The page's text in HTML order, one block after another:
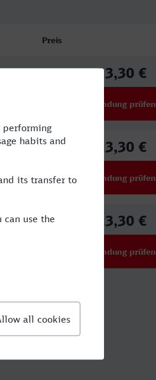
Preis
23,30 €
Verbindung prüfen
23,30 €
Verbindung prüfen
23,30 €
Verbindung prüfen